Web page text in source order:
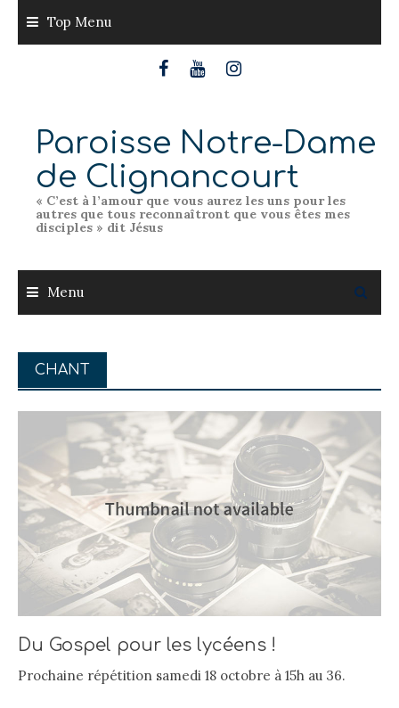
content
Top Menu
Paroisse Notre-Dame
de Clignancourt
« C’est à l’amour que vous aurez les uns pour les
autres que tous reconnaîtront que vous êtes mes
disciples » dit Jésus
Menu
CHANT
Du Gospel pour les lycéens !
Prochaine répétition samedi 18 octobre à 15h au 36.